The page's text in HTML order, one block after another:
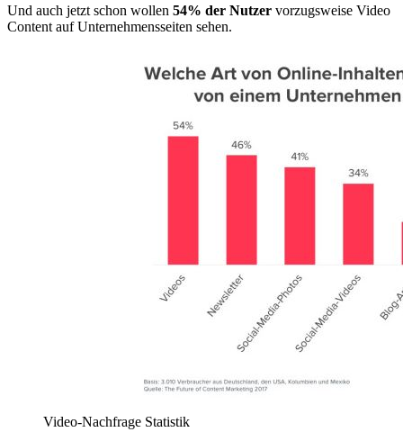
Und auch jetzt schon wollen 54% der Nutzer vorzugsweise Video
Content auf Unternehmensseiten sehen.
Video-Nachfrage Statistik